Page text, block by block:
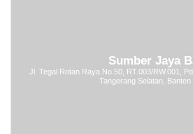
Sumber Jaya
Jl. Tegal Rotan Raya No.50, RT.003/RW.001,
Tangerang Selatan, Banten